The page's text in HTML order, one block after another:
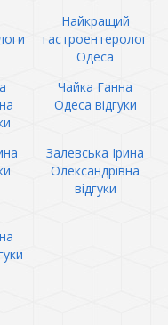
Найкращий
гастроентеролог
Одеса
Чайка Ганна
Одеса відгуки
Залевська Ірина
Олександрівна
відгуки